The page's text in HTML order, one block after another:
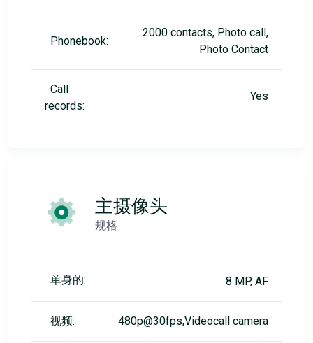
Phonebook:
2000 contacts, Photo call,
Photo Contact
Call
records:
Yes
主摄像头
规格
单身的: 8 MP, AF
视频: 480p@30fps,Videocall camera